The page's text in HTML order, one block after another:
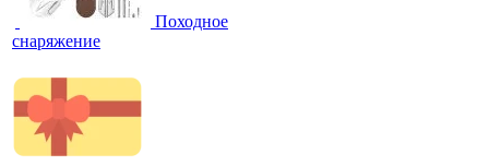
Походное
снаряжение